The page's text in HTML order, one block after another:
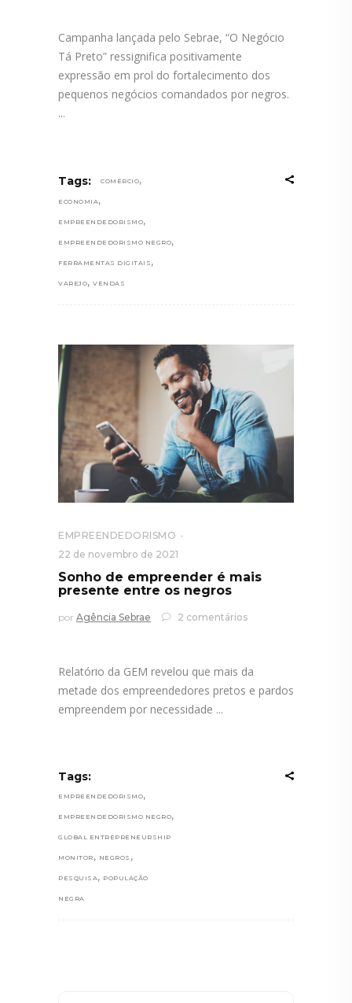
Campanha lançada pelo Sebrae, “O Negócio
Tá Preto” ressignifica positivamente
expressão em prol do fortalecimento dos
pequenos negócios comandados por negros.
Tags: COMÉRCIO,
ECONOMIA,
EMPREENDEDORISMO,
EMPREENDEDORISMO NEGRO,
FERRAMENTAS DIGITAIS ,
VAREJO, VENDAS
EMPREENDEDORISMO
22 de novembro de 2021
Sonho de empreender é mais
presente entre os negros
por Agência Sebrae 2 comentários
Relatório da GEM revelou que mais da
metade dos empreendedores pretos e pardos
empreendem por necessidade
Tags:
EMPREENDEDORISMO,
EMPREENDEDORISMO NEGRO,
GLOBAL ENTREPRENEURSHIP
MONITOR , NEGROS ,
PESQUISA , POPULAÇÃO
NEGRA